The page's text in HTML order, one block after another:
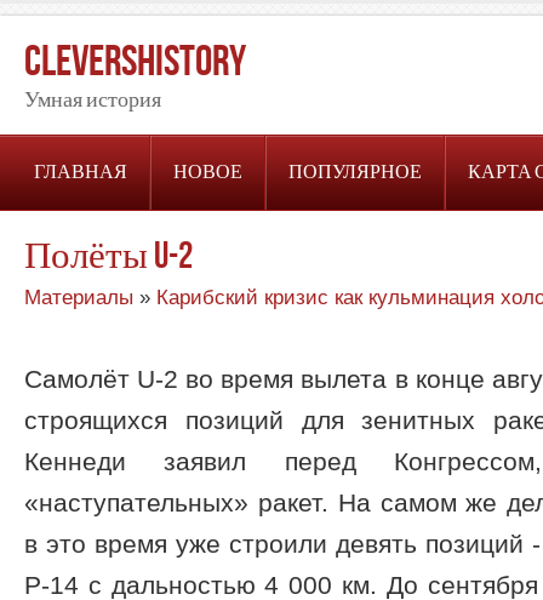
CleversHistory
Умная история
ГЛАВНАЯ НОВОЕ ПОПУЛЯРНОЕ КАРТА
Полёты U-2
Материалы » Карибский кризис как кульминация
Самолёт U-2 во время вылета в конце
строящихся позиций для зенитных
Кеннеди заявил перед
«наступательных» ракет. На самом же
в это время уже строили девять
Р-14 с дальностью 4 000 км. До